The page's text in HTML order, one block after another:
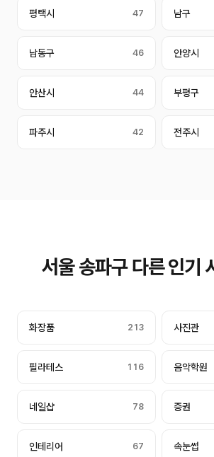
평택시 47 남구
남동구 46 안양시
안산시 44 부평구
파주시 42 전주시
서울 송파구 다른 인기
화장품 213 사진관
필라테스 116 음악학원
네일샵 78 증권
인테리어 67 속눈썹